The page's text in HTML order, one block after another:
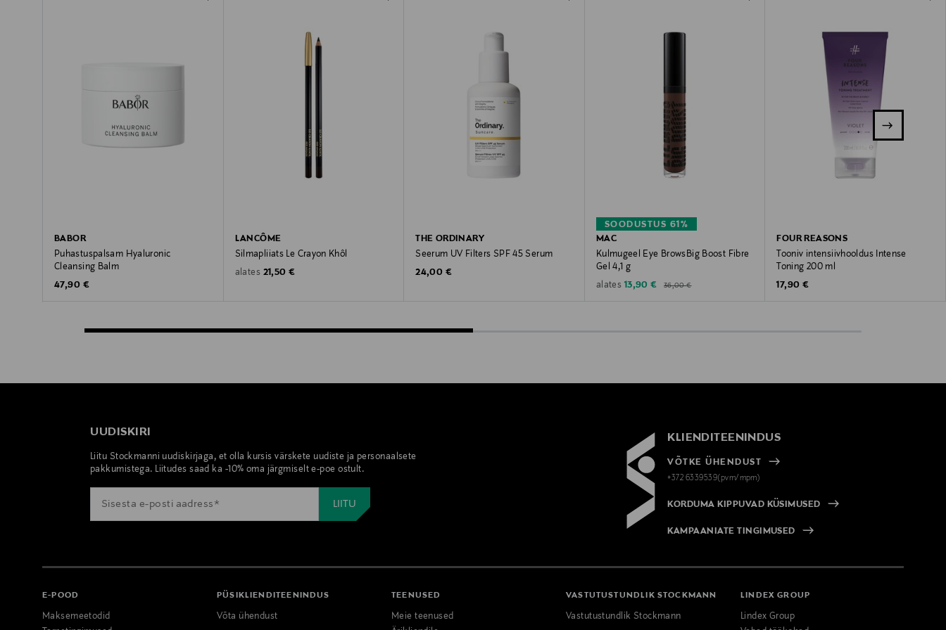
BABOR
Puhastuspalsam Hyaluronic
Cleansing Balm
Original Price
47,90 €
LANCÔME
Silmapliiats Le Crayon Khôl
alates Original Price
21,50 €
THE ORDINARY
Seerum UV Filters SPF 45 Serum
Original Price
24,00 €
SOODUSTUS 61%
MAC
Kulmugeel Eye BrowsBig Boost Fibre
Gel 4,1 g
alates Discounted Price
13,90 € Original Price
36,00 €
FOUR REASONS
Tooniv intensiivhooldus Intense
Toning 200 ml
Original Price
17,90 €
UUDISKIRI
Liitu Stockmanni uudiskirjaga, et olla kursis värskete uudiste ja personaalsete
pakkumistega. Liitudes saad ka -10% oma järgmiselt e-poe ostult.
KLIENDITEENINDUS
VÕTKE ÜHENDUST
+372 6339539(pvm/mpm)
KORDUMA KIPPUVAD KÜSIMUSED
KAMPAANIATE TINGIMUSED
E-POOD
Maksemeetodid
PÜSIKLIENDITEENINDUS
Võta ühendust
TEENUSED
Meie teenused
VASTUTUSTUNDLIK STOCKMANN
Vastutustundlik Stockmann
LINDEX GROUP
Lindex Group